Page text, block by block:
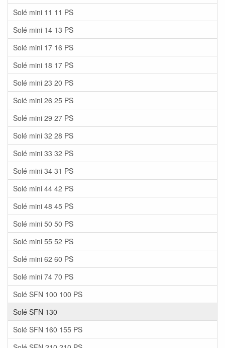
Solé mini 11 11 PS
Solé mini 14 13 PS
Solé mini 17 16 PS
Solé mini 18 17 PS
Solé mini 23 20 PS
Solé mini 26 25 PS
Solé mini 29 27 PS
Solé mini 32 28 PS
Solé mini 33 32 PS
Solé mini 34 31 PS
Solé mini 44 42 PS
Solé mini 48 45 PS
Solé mini 50 50 PS
Solé mini 55 52 PS
Solé mini 62 60 PS
Solé mini 74 70 PS
Solé SFN 100 100 PS
Solé SFN 130
Solé SFN 160 155 PS